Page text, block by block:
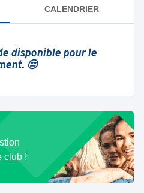
CALENDRIER
disponible pour le
😔
club !